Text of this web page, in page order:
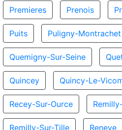
Premieres Prenois
Puits Puligny-Montrachet
Quemigny-Sur-Seine
Quincey Quincy-Le-
Recey-Sur-Ource
Remilly-Sur-Tille Reneve